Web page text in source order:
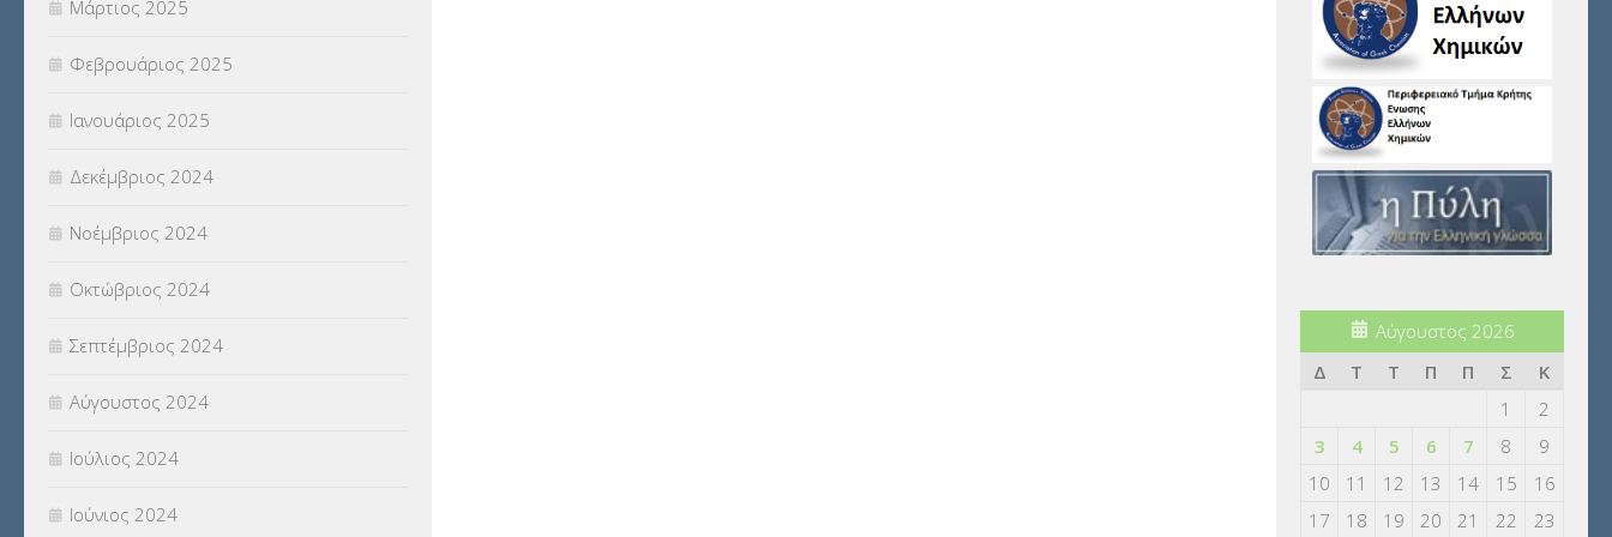
Μάρτιος 2025
Φεβρουάριος 2025
Ιανουάριος 2025
Δεκέμβριος 2024
Νοέμβριος 2024
Οκτώβριος 2024
Σεπτέμβριος 2024
Αύγουστος 2024
Ιούλιος 2024
Ιούνιος 2024
Αύγουστος 2026
Δ
Τ Τ Π Π Σ
Κ
1
2
3
4 5 6 7 8
9
10
11 12 13 14 15
16
17
18 19 20 21 22 23